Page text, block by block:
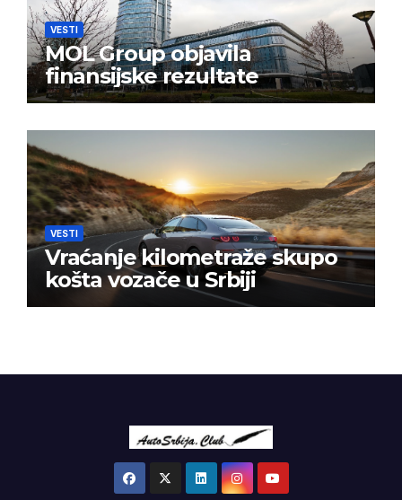
VESTI
MOL Group objavila
finansijske rezultate
VESTI
Vraćanje kilometraže skupo
košta vozače u Srbiji